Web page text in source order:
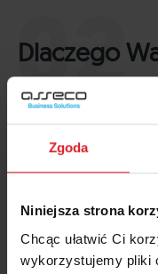
Zgoda
Niniejsza strona
Chcąc ułatwić Ci
wykorzystujemy pliki
Dlaczego
Zwiększające się
danych sprawiły, że
oprogramowanie na
specjalizuje się w tego